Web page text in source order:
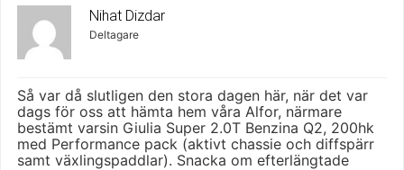
Nihat Dizdar
Deltagare
Så var då slutligen den stora dagen här, när det var
dags för oss att hämta hem våra Alfor, närmare
bestämt varsin Giulia Super 2.0T Benzina Q2, 200hk
med Performance pack (aktivt chassie och diffspärr
samt växlingspaddlar). Snacka om efterlängtade